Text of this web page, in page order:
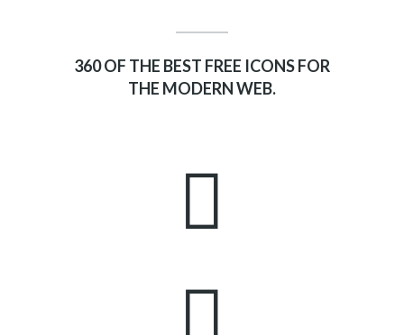
360 OF THE BEST FREE ICONS FOR
THE MODERN WEB.